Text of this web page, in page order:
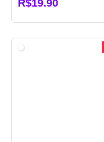
R$19.90